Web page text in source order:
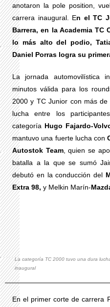
anotaron la pole position,
carrera inaugural. En el TC
Barrera, en la Academia TC
lo más alto del podio,
Daniel Porras logra su
La jornada automovilística
minutos válida para los
2000 y TC Junior con más
lucha entre los
categoría Hugo Fajardo-
mantuvo una fuerte lucha con
Autostok Team, quien se
batalla a la que se sumó
debutó en la conducción del
Extra 98, y Melkin Marín-
La categoría TC 2000 tuvo una dura
inaugural
En el primer corte de carrera